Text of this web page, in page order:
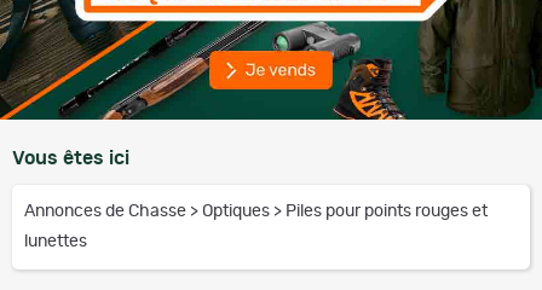
Vous êtes ici
Annonces de Chasse > Optiques > Piles pour points rouges et
lunettes